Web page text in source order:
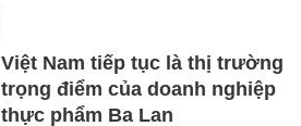
Việt Nam tiếp tục là thị trường
trọng điểm của doanh nghiệp
thực phẩm Ba Lan